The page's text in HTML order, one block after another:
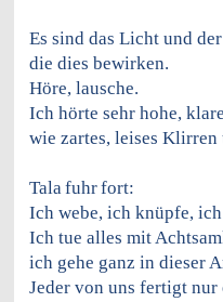
Es sind das Licht und
die dies bewirken.
Höre, lausche.
Ich hörte sehr hohe,
wie zartes, leises
Tala fuhrfort:
Ich webe, ich knüpfe,
Ich tue alles mit
ich gehe ganz in dieser
Jeder von uns fertigt nur